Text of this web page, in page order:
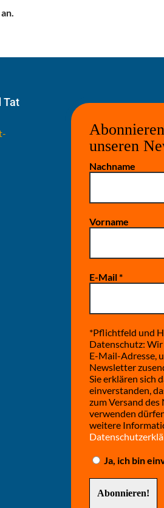
Tat
unseren
Nachname
Vorname
E-Mail*
*Pflichtfeld und
Datenschutz:
E-Mail-Adresse,
Newsletter
Sie erklären sich
einverstanden,
zum Versand
verwenden
weitere
Ja, ich bin